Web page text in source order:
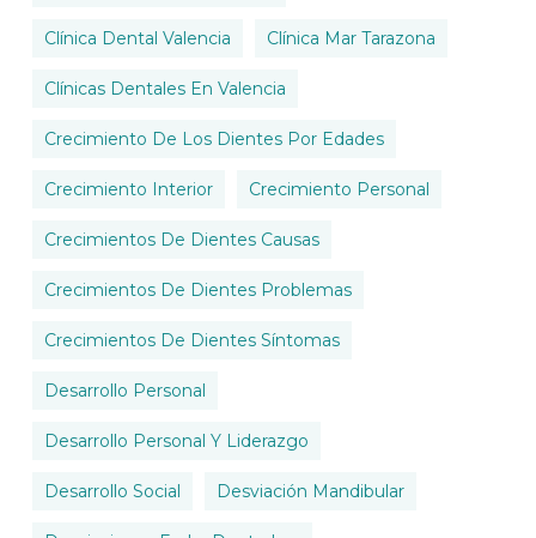
Clínica Dental Valencia Clínica Mar Tarazona
Clínicas Dentales En Valencia
Crecimiento De Los Dientes Por Edades
Crecimiento Interior Crecimiento Personal
Crecimientos De Dientes Causas
Crecimientos De Dientes Problemas
Crecimientos De Dientes Síntomas
Desarrollo Personal
Desarrollo Personal Y Liderazgo
Desarrollo Social Desviación Mandibular